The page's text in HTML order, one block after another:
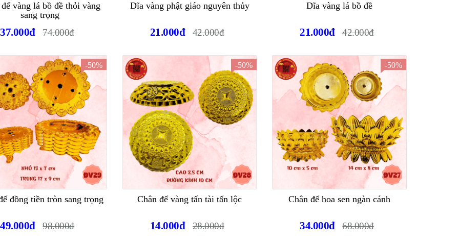
vàng lá bồ đề thỏi vàng
sang trọng
37.000đ 74.000đ
Dĩa vàng phật giáo nguyên thủy
21.000đ 42.000đ
Dĩa vàng lá bồ đề
21.000đ 42.000đ
-50%
đồng tiền tròn sang trọng
49.000đ 98.000đ
-50%
Chân đế vàng tấn tài tấn lộc
14.000đ 28.000đ
-50%
Chân đế hoa sen ngàn cánh
34.000đ 68.000đ